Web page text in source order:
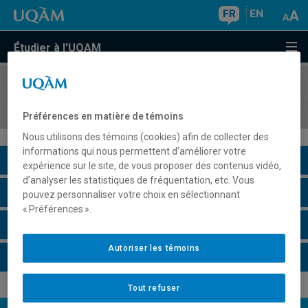
FR EN
Étudier à l'UQAM
COURS//
Description du cours
Horaire - Été 2026
Préférences en matière de témoins
Nous utilisons des témoins (cookies) afin de collecter des
informations qui nous permettent d’améliorer votre
expérience sur le site, de vous proposer des contenus vidéo,
d’analyser les statistiques de fréquentation, etc. Vous
pouvez personnaliser votre choix en sélectionnant
« Préférences ».
Tout refuser
Autoriser les témoins